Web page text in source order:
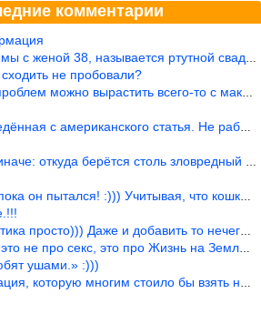
комментарии
женой 38, называется ртутной свадьбой, гр
не пробовали?
можно вырастить всего-то с максимально р
с американского статья. Не работает эта ф
откуда берётся столь зловредный феминизм?
он пытался! :))) Учитывая, что кошки 10-1
просто))) Даже и добавить то нечего…
не про секс, это про Жизнь на Земле. Супруж
ушами.» :)))
многим стоило бы взять на вооружение